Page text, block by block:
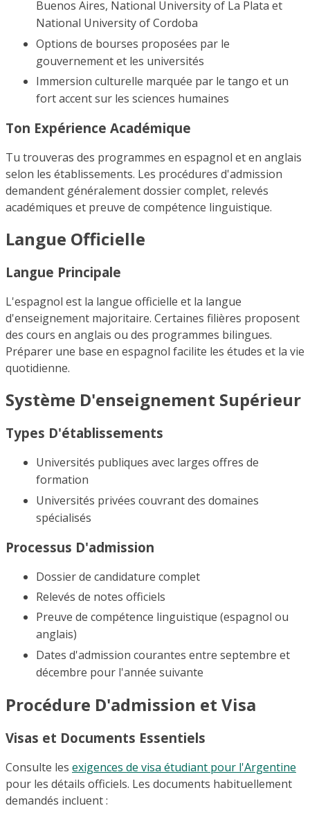
Buenos Aires, National University of La Plata et
National University of Cordoba
Options de bourses proposées par le
gouvernement et les universités
Immersion culturelle marquée par le tango et un
fort accent sur les sciences humaines
Ton Expérience Académique
Tu trouveras des programmes en espagnol et en anglais
selon les établissements. Les procédures d'admission
demandent généralement dossier complet, relevés
académiques et preuve de compétence linguistique.
Langue Officielle
Langue Principale
L'espagnol est la langue officielle et la langue
d'enseignement majoritaire. Certaines filières proposent
des cours en anglais ou des programmes bilingues.
Préparer une base en espagnol facilite les études et la vie
quotidienne.
Système D'enseignement Supérieur
Types D'établissements
Universités publiques avec larges offres de
formation
Universités privées couvrant des domaines
spécialisés
Processus D'admission
Dossier de candidature complet
Relevés de notes officiels
Preuve de compétence linguistique (espagnol ou
anglais)
Dates d'admission courantes entre septembre et
décembre pour l'année suivante
Procédure D'admission et Visa
Visas et Documents Essentiels
Consulte les exigences de visa étudiant pour l'Argentine
pour les détails officiels. Les documents habituellement
demandés incluent :